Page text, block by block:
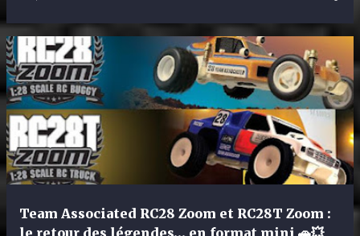
Team Associated RC28 Zoom et RC28T Zoom :
le retour des légendes… en format mini 🚗💥